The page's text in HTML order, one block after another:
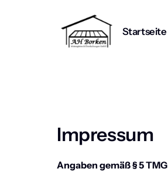
Startseite
Impressum
Angaben gemäß § 5 TMG